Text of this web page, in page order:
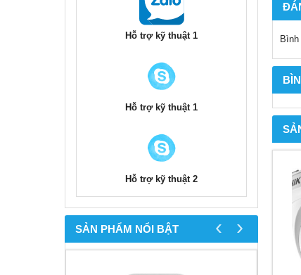
Hỗ trợ kỹ thuật 1
Hỗ trợ kỹ thuật 1
Hỗ trợ kỹ thuật 2
SẢN PHẨM NỔI BẬT ‹ ›